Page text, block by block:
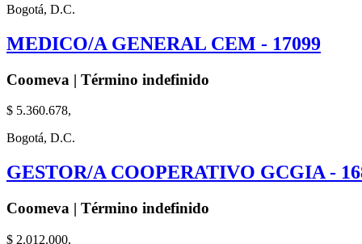
Bogotá, D.C.
MEDICO/A GENERAL CEM - 17099
Coomeva | Término indefinido
$ 5.360.678,
Bogotá, D.C.
GESTOR/A COOPERATIVO GCGIA -
Coomeva | Término indefinido
$ 2.012.000,